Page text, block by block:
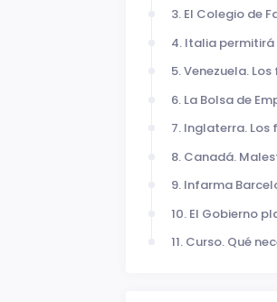
3. El Colegio de
4. Italia permitirá
5. Venezuela.
6. La Bolsa de
7. Inglaterra.
8. Canadá.
9. Infarma
10. El Gobierno
11. Curso. Qué